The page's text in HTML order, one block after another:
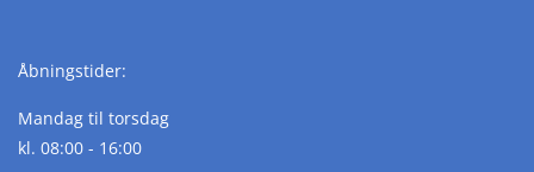
Åbningstider:
Mandag til torsdag
kl. 08:00 - 16:00